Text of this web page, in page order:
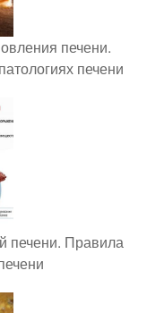
печени.
печени
печени. Правила